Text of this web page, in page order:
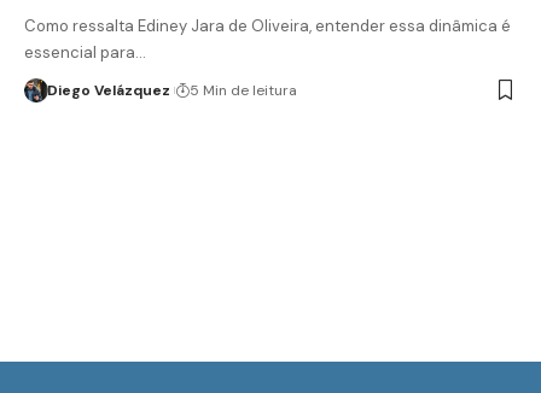
Como ressalta Ediney Jara de Oliveira, entender essa dinâmica é
essencial para…
Diego Velázquez 5 Min de leitura